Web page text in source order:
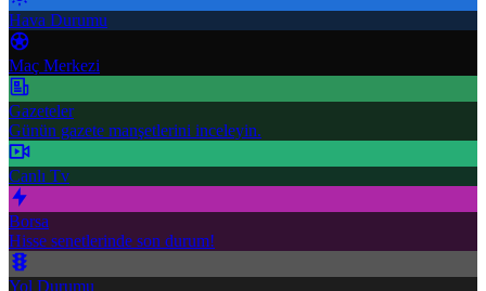
Hava Durumu
Maç Merkezi
Gazeteler
Günün gazete manşetlerini inceleyin.
Canlı Tv
Borsa
Hisse senetlerinde son durum!
Yol Durumu